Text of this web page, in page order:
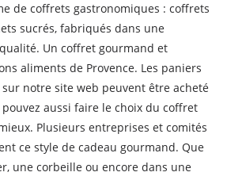
de coffrets gastronomiques : coffrets
sucrés, fabriqués dans une
Un coffret gourmand et
aliments de Provence. Les paniers
notre site web peuvent être acheté
aussi faire le choix du coffret
Plusieurs entreprises et comités
ce style de cadeau gourmand. Que
une corbeille ou encore dans une